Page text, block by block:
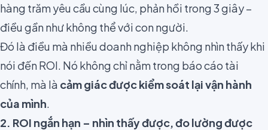
hàng trăm yêu cầu cùng lúc, phản hồi trong 3 giây –
điều gần như không thể với con người.
Đó là điều mà nhiều doanh nghiệp không nhìn thấy khi
nói đến ROI. Nó không chỉ nằm trong báo cáo tài
chính, mà là cảm giác được kiểm soát lại vận hành
của mình.
2. ROI ngắn hạn – nhìn thấy được, đo lường được